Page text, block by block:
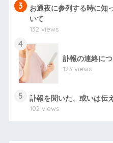
3
お通夜に参列する時に知
いて
132 views
4
訃報の連絡に
123 views
5
訃報を聞いた、或いは伝
102 views